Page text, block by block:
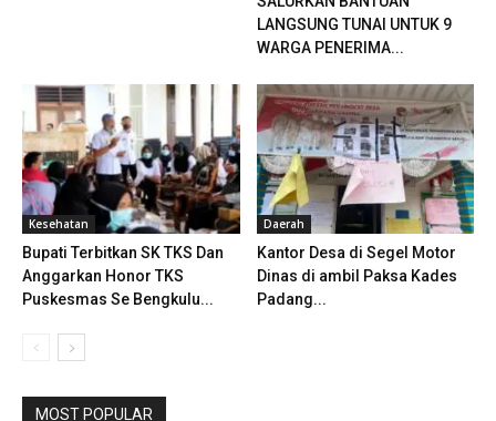
LANGSUNG TUNAI UNTUK 9
WARGA PENERIMA...
Kesehatan
Bupati Terbitkan SK TKS Dan
Anggarkan Honor TKS
Puskesmas Se Bengkulu...
Daerah
Kantor Desa di Segel Motor
Dinas di ambil Paksa Kades
Padang...
MOST POPULAR